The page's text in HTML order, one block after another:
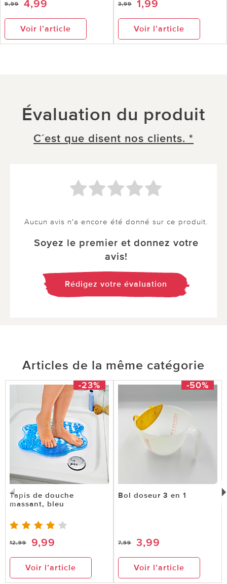
9,99 4,99
Voir l’article
3,99 1,99
Voir l’article
Évaluation du produit
C´est que disent nos clients. *
Aucun avis n'a encore été donné sur ce produit.
Soyez le premier et donnez votre
avis!
Rédigez votre évaluation
Articles de la même catégorie
-23%
Tapis de douche
massant, bleu
12,99 9,99
Voir l’article
-50%
Bol doseur 3 en 1
7,99 3,99
Voir l’article